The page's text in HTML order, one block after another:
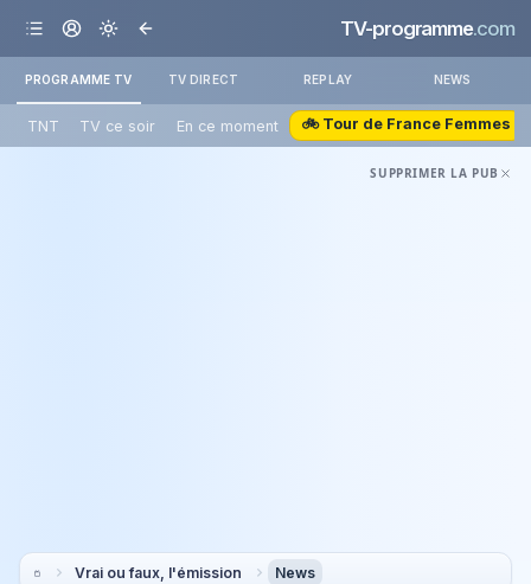
TV-programme.com
PROGRAMME TV TV DIRECT REPLAY NEWS
TNT TV ce soir En ce moment 🚲 Tour de France Femmes
SUPPRIMER LA PUB
Vrai ou faux, l'émission News